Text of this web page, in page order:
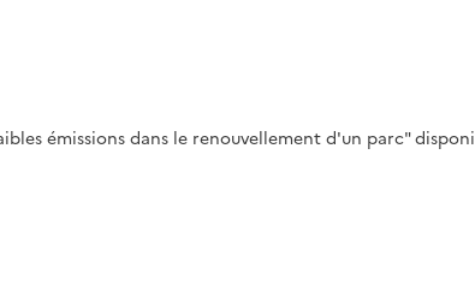
émissions dans le renouvellement d'un parc"